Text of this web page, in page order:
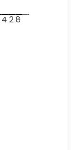
4 28